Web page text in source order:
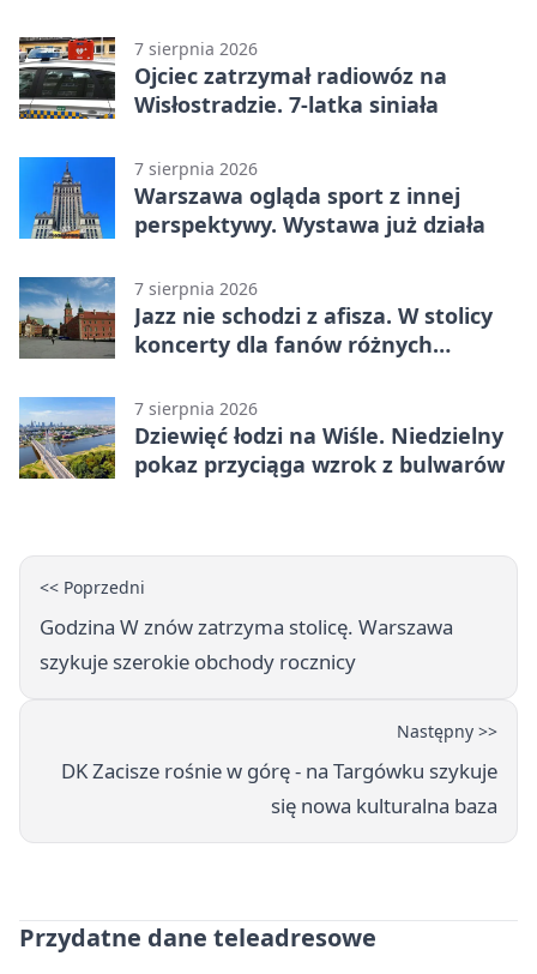
7 sierpnia 2026
Ojciec zatrzymał radiowóz na
Wisłostradzie. 7-latka siniała
7 sierpnia 2026
Warszawa ogląda sport z innej
perspektywy. Wystawa już działa
7 sierpnia 2026
Jazz nie schodzi z afisza. W stolicy
koncerty dla fanów różnych
7 sierpnia 2026
Dziewięć łodzi na Wiśle. Niedzielny
pokaz przyciąga wzrok z bulwarów
<< Poprzedni
Godzina W znów zatrzyma stolicę. Warszawa
szykuje szerokie obchody rocznicy
Następny >>
DK Zacisze rośnie w górę - na Targówku szykuje
się nowa kulturalna baza
Przydatne dane teleadresowe